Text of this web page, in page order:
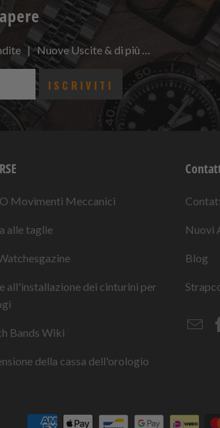
| Nuove Uscite & di più …
Movimenti Meccanici
alle taglie
all'installazione dei cinturini per
Bands Wiki
della cassa dell'orologio
Nuovi
Blog